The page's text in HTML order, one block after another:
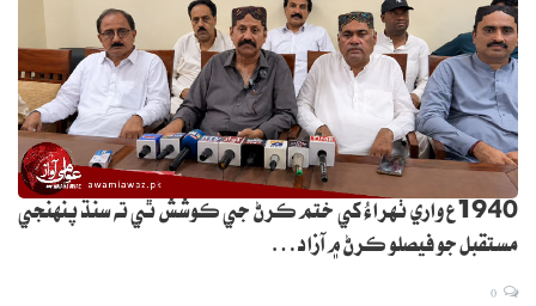
1940ع واري ٺهراءُ کي ختم ڪرڻ جي ڪوشش ٿي ته سنڌ پنهنجي
مستقبل جو فيصلو ڪرڻ ۾ آزاد…